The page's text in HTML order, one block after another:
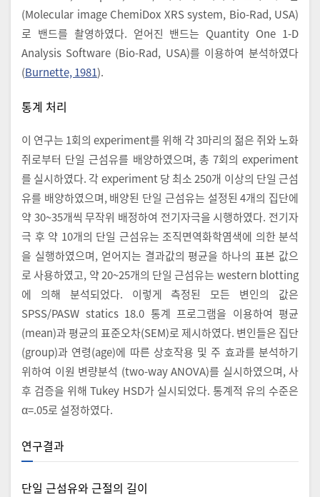
(Molecular image ChemiDox XRS system, Bio-Rad, USA)
로 밴드를 촬영하였다. 얻어진 밴드는 Quantity One 1-D
Analysis Software (Bio-Rad, USA)를 이용하여 분석하였다
(Burnette, 1981).
통계 처리
이 연구는 1회의 experiment를 위해 각 3마리의 젊은 쥐와 노화
쥐로부터 단일 근섬유를 배양하였으며, 총 7회의 experiment
를 실시하였다. 각 experiment 당 최소 250개 이상의 단일 근섬
유를 배양하였으며, 배양된 단일 근섬유는 설정된 4개의 집단에
약 30~35개씩 무작위 배정하여 전기자극을 시행하였다. 전기자
극 후 약 10개의 단일 근섬유는 조직면역화학염색에 의한 분석
을 실행하였으며, 얻어지는 결과값의 평균을 하나의 표본 값으
로 사용하였고, 약 20~25개의 단일 근섬유는 western blotting
에 의해 분석되었다. 이렇게 측정된 모든 변인의 값은
SPSS/PASW statics 18.0 통계 프로그램을 이용하여 평균
(mean)과 평균의 표준오차(SEM)로 제시하였다. 변인들은 집단
(group)과 연령(age)에 따른 상호작용 및 주 효과를 분석하기
위하여 이원 변량분석 (two-way ANOVA)를 실시하였으며, 사
후 검증을 위해 Tukey HSD가 실시되었다. 통계적 유의 수준은
α=.05로 설정하였다.
연구결과
단일 근섬유와 근절의 길이